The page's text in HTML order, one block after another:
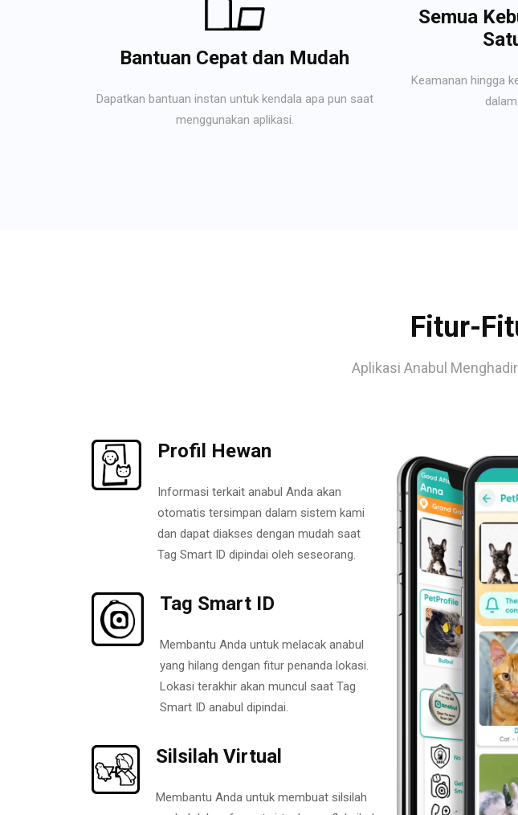
Bantuan Cepat dan Mudah
Dapatkan bantuan instan untuk kendala apa pun saat
menggunakan aplikasi.
Semua
Keamanan hingga
Fitur-
Aplikasi Anabul
Profil Hewan
Informasi terkait anabul Anda akan
otomatis tersimpan dalam sistem kami
dan dapat diakses dengan mudah saat
Tag Smart ID dipindai oleh seseorang.
Tag Smart ID
Membantu Anda untuk melacak anabul
yang hilang dengan fitur penanda lokasi.
Lokasi terakhir akan muncul saat Tag
Smart ID anabul dipindai.
Silsilah Virtual
Membantu Anda untuk membuat silsilah